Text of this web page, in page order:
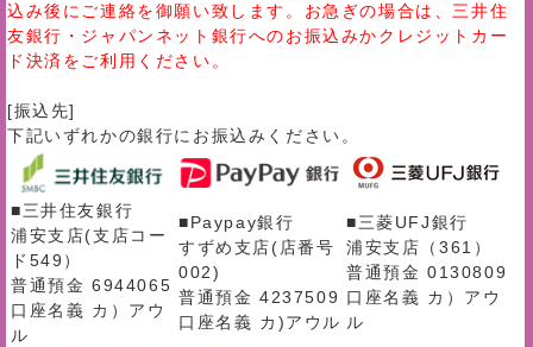
込み後にご連絡を御願い致します。お急ぎの場合は、三井住
友銀行・ジャパンネット銀行へのお振込みかクレジットカー
ド決済をご利用ください。
[振込先]
下記いずれかの銀行にお振込みください。
■三井住友銀行
浦安支店(支店コー
ド549）
普通預金 6944065
口座名義 カ）アウ
ル
■Paypay銀行
すずめ支店(店番号
002)
普通預金 4237509
口座名義 カ)アウル
■三菱UFJ銀行
浦安支店（361）
普通預金 0130809
口座名義 カ）アウ
ル